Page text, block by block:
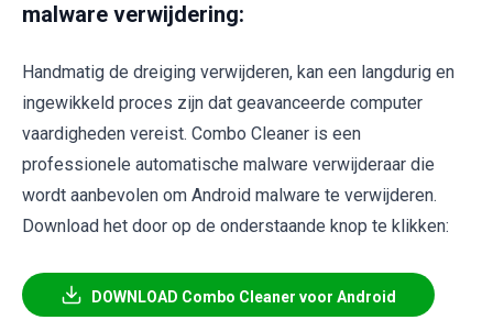
malware verwijdering:
Handmatig de dreiging verwijderen, kan een langdurig en
ingewikkeld proces zijn dat geavanceerde computer
vaardigheden vereist. Combo Cleaner is een
professionele automatische malware verwijderaar die
wordt aanbevolen om Android malware te verwijderen.
Download het door op de onderstaande knop te klikken:
DOWNLOAD Combo Cleaner voor Android